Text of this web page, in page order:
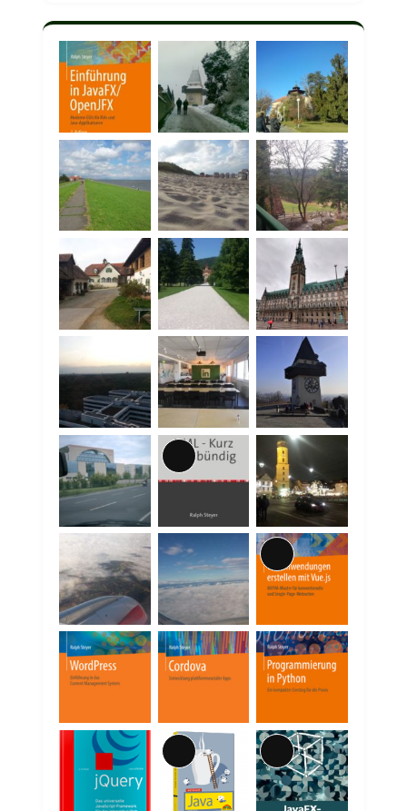
Lange
Beschreibung
Lange
Beschreibung
Lange
Beschreibung
Lange
Beschreibung